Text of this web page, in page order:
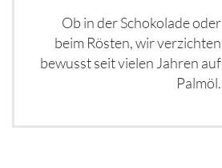
Ob in der Schokolade oder
beim Rösten, wir verzichten
bewusst seit vielen Jahren auf
Palmöl.